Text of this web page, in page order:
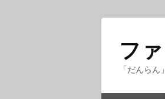
フ
「だんら